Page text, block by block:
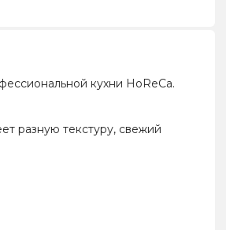
кухни HoReCa.
разную текстуру, свежий